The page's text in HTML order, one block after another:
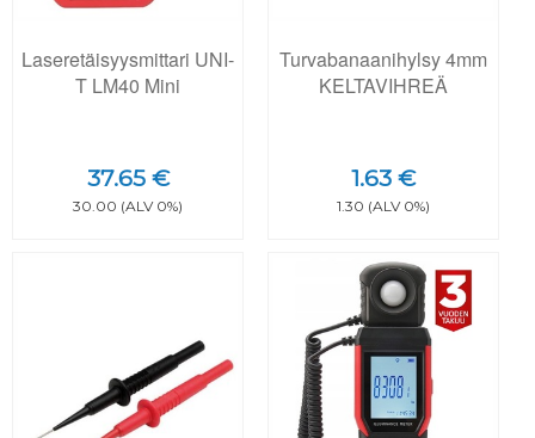
Laseretäisyysmittari UNI-
T LM40 Mini
37.65 €
30.00 (ALV 0%)
Turvabanaanihylsy 4mm
KELTAVIHREÄ
1.63 €
1.30 (ALV 0%)